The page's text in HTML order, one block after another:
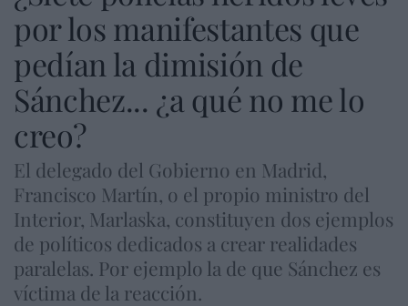
por los manifestantes que
pedían la dimisión de
Sánchez... ¿a qué no me lo
creo?
El delegado del Gobierno en Madrid,
Francisco Martín, o el propio ministro del
Interior, Marlaska, constituyen dos ejemplos
de políticos dedicados a crear realidades
paralelas. Por ejemplo la de que Sánchez es
víctima de la reacción.